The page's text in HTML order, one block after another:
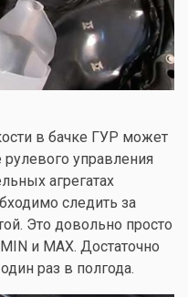
в бачке ГУР может
рулевого управления
агрегатах
следить за
Это довольно просто
и MAX. Достаточно
раз в полгода.